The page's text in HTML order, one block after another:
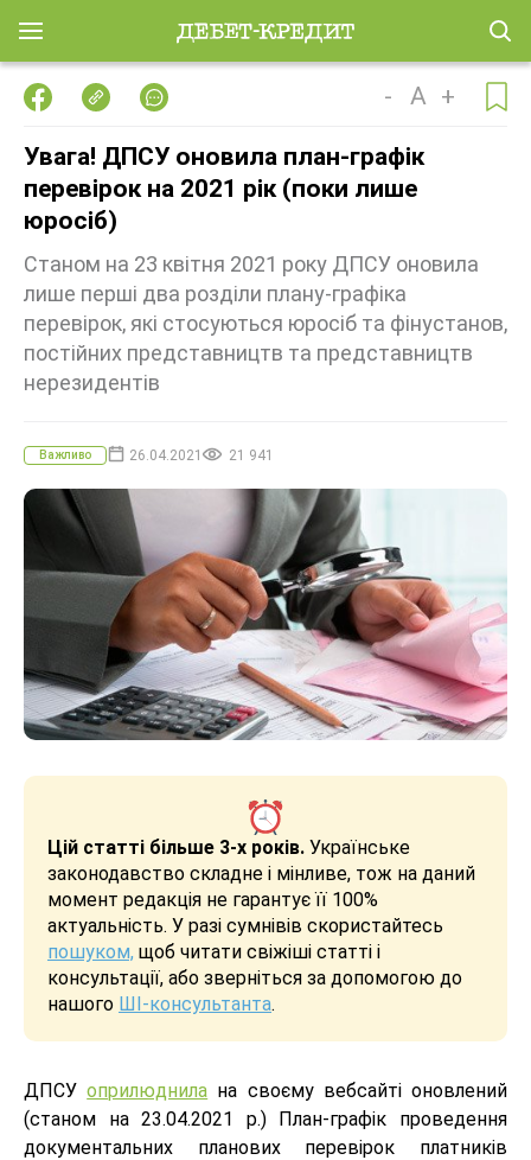
- A +
Увага! ДПСУ оновила план-графік
перевірок на 2021 рік (поки лише
юросіб)
Станом на 23 квітня 2021 року ДПСУ оновила
лише перші два розділи плану-графіка
перевірок, які стосуються юросіб та фінустанов,
постійних представництв та представництв
нерезидентів
Важливо 26.04.2021 21 941
Цій статті більше 3-х років. Українське
законодавство складне і мінливе, тож на даний
момент редакція не гарантує її 100%
актуальність. У разі сумнівів скористайтесь
пошуком, щоб читати свіжіші статті і
консультації, або зверніться за допомогою до
нашого ШІ-консультанта.
ДПСУоприлюднила на своєму вебсайті оновлений
(станом на 23.04.2021 р.) План-графік проведення
документальних планових перевірок платників